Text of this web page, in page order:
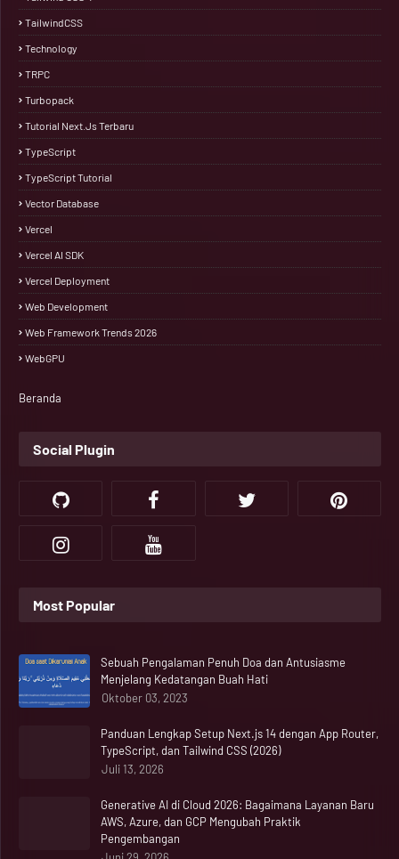
TailwindCSS
Technology
TRPC
Turbopack
Tutorial Next.js Terbaru
TypeScript
TypeScript Tutorial
Vector Database
Vercel
Vercel AI SDK
Vercel Deployment
Web Development
Web Framework Trends 2026
WebGPU
Beranda
Social Plugin
Most Popular
Sebuah Pengalaman Penuh Doa dan Antusiasme
Menjelang Kedatangan Buah Hati
Oktober 03, 2023
Panduan Lengkap Setup Next.js 14 dengan App Router,
TypeScript, dan Tailwind CSS (2026)
Juli 13, 2026
Generative AI di Cloud 2026: Bagaimana Layanan Baru
AWS, Azure, dan GCP Mengubah Praktik
Pengembangan